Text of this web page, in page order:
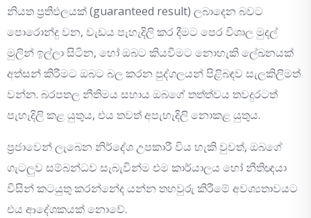
නියත ප්‍රතිඵලයක් (guaranteed result) ලබාදෙන බවට
පොරොන්දු වන, වැඩය පැහැදිලි කර දීමට පෙර විශාල මුදල්
මුලින් ඉල්ලා සිටින, හෝ ඔබට කියවීමට නොහැකි ලේඛනයක්
අත්සන් කිරීමට ඔබට බල කරන පුද්ගලයන් පිළිබඳව සැලකිලිමත්
වන්න. බරපතල නීතිමය සහාය ඔබගේ තත්ත්වය තවදුරටත්
පැහැදිලි කළ යුතුය, එය තවත් අපැහැදිලි නොකළ යුතුය.
ප්‍රජාවෙන් ලැබෙන නිර්දේශ උපකාරී විය හැකි වුවත්, ඔබගේ
ගැටලුව සම්බන්ධව සැබැවින්ම එම කාර්යාලය හෝ නීතිඥයා
විසින් කටයුතු කරන්නේද යන්න තහවුරු කිරීමේ අවශ්‍යතාවයට
එය ආදේශකයක් නොවේ.